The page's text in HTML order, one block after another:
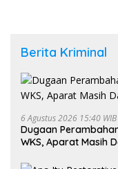
Berita Kriminal
6 Agustus 2026 15:40 WIB
Dugaan
WKS, Aparat Masih